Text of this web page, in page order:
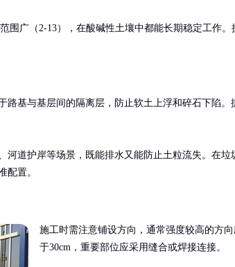
围广（2-13），在酸碱性土壤中都能长期稳定工作
路基与基层间的隔离层，防止软土上浮和碎石下陷
河道护岸等场景，既能排水又能防止土粒流失。在
配置。
施工时需注意铺设方向，通常强度较高的方
于30cm，重要部位应采用缝合或焊接连接。